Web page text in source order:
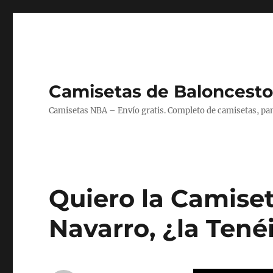
Camisetas de
Camisetas NBA – Envío gratis. Completo de camisetas,
Quiero la
Navarro, ¿la